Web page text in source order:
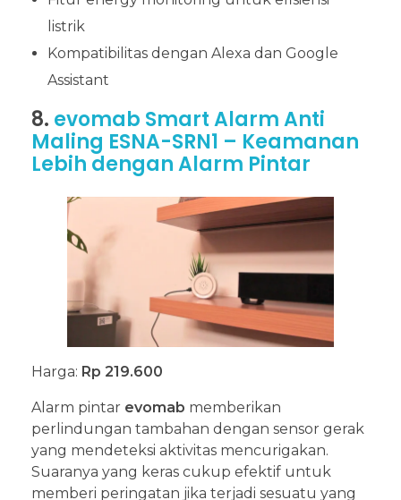
listrik
Kompatibilitas dengan Alexa dan Google
Assistant
8. evomab Smart Alarm Anti
Maling ESNA-SRN1 – Keamanan
Lebih dengan Alarm Pintar
Harga: Rp 219.600
Alarm pintar evomab memberikan
perlindungan tambahan dengan sensor gerak
yang mendeteksi aktivitas mencurigakan.
Suaranya yang keras cukup efektif untuk
memberi peringatan jika terjadi sesuatu yang